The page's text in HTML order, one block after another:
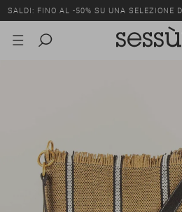
SALDI: FINO AL -50% SU UNA SELEZIONE